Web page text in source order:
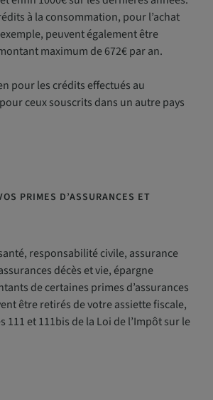
à la consommation, pour l’achat
peuvent également être
maximum de 672€ par an.
pour les crédits effectués au
ceux souscrits dans un autre pays
PRIMES D’ASSURANCES ET
responsabilité civile, assurance
décès et vie, épargne
de certaines primes d’assurances
être retirés de votre assiette fiscale,
111 et 111bis de la Loi de l’Impôt sur le